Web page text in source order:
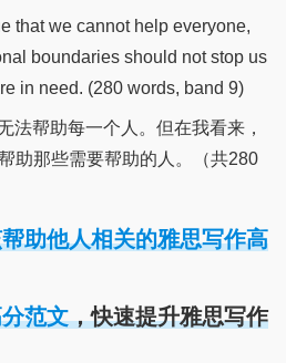
that we cannot help everyone,
boundaries should not stop us
in need. (280 words, band 9)
法帮助每一个人。但在我看来，
助那些需要帮助的人。（共280
助他人相关的雅思写作高
范文，快速提升雅思写作